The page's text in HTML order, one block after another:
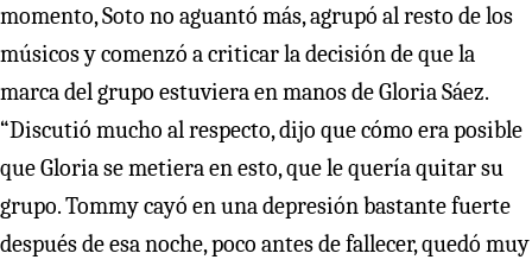
momento, Soto no aguantó más, agrupó al resto de los
músicos y comenzó a criticar la decisión de que la
marca del grupo estuviera en manos de Gloria Sáez.
“Discutió mucho al respecto, dijo que cómo era posible
que Gloria se metiera en esto, que le quería quitar su
grupo. Tommy cayó en una depresión bastante fuerte
después de esa noche, poco antes de fallecer, quedó muy